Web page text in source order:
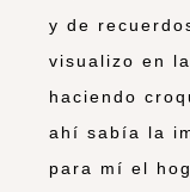
y de
visualizo en
haciendo
ahí sabía la
para mí el